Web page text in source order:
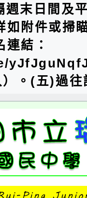
週末日間及
如附件或掃
結：
。(五)過往